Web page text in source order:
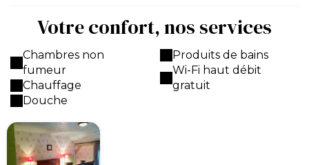
Votre confort, nos services
Chambres non
fumeur
Chauffage
Douche
Produits de bains
Wi-Fi haut débit
gratuit